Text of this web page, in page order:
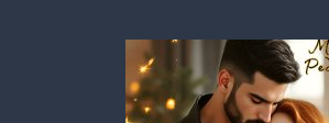
НОВЫЙ
МУЖЧИНА
(МИЛА